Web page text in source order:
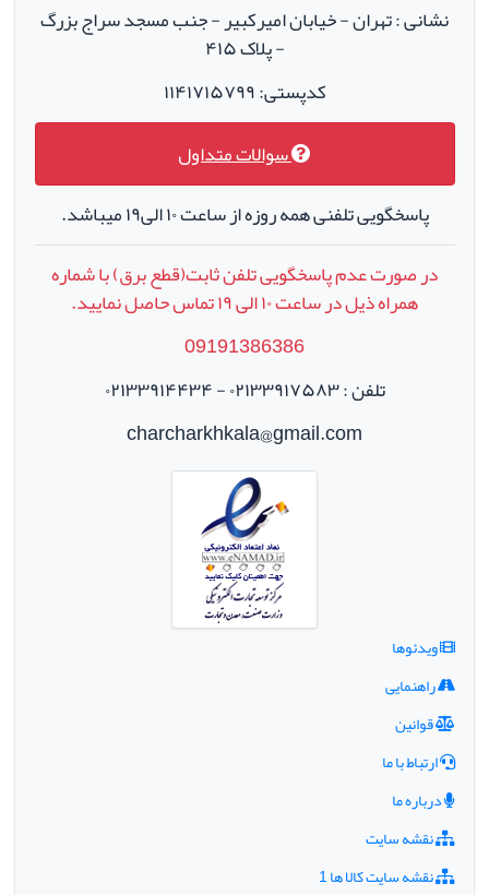
نشانی : تهران - خیابان امیرکبیر - جنب مسجد سراج بزرگ
- پلاک ۴۱۵
کدپستی: ۱۱۴۱۷۱۵۷۹۹
سوالات متداول
پاسخگویی تلفنی همه روزه از ساعت ۱۰ الی۱۹ میباشد.
در صورت عدم پاسخگویی تلفن ثابت(قطع برق) با شماره
همراه ذیل در ساعت۱۰الی۱۹تماس حاصل نمایید.
09191386386
تلفن : ۰۲۱۳۳۹۱۷۵۸۳ - ۰۲۱۳۳۹۱۴۴۳۴
charcharkhkala@gmail.com
ویدئوها
راهنمایی
قوانین
ارتباط با ما
درباره ما
نقشه سایت
نقشه سایت کالا ها 1